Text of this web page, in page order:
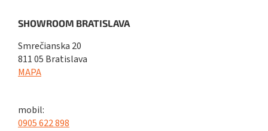
SHOWROOM BRATISLAVA
Smrečianska 20
811 05 Bratislava
MAPA
mobil:
0905 622 898